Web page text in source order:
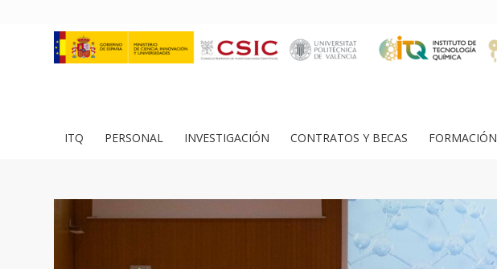
ITQ PERSONAL INVESTIGACIÓN CONTRATOS Y BECAS FORMACIÓN